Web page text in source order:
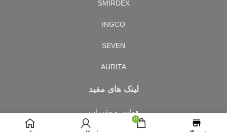
SMIRDEX
INGCO
SEVEN
AURITA
لینک های مفید
قوانین و مقررات
0